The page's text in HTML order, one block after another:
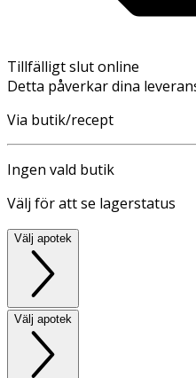
Tillfälligt slut online
Detta påverkar dina
Via butik/recept
Ingen vald butik
Välj för att se lagerstatus
Välj apotek
Välj apotek